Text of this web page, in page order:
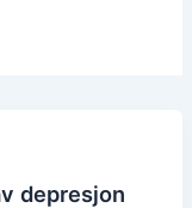
depresjon